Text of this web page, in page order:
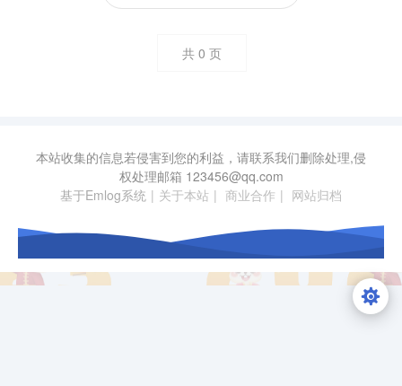
共 0 页
本站收集的信息若侵害到您的利益，请联系我们删除处理,侵
权处理邮箱 123456@qq.com
基于Emlog系统 | 关于本站 | 商业合作 | 网站归档